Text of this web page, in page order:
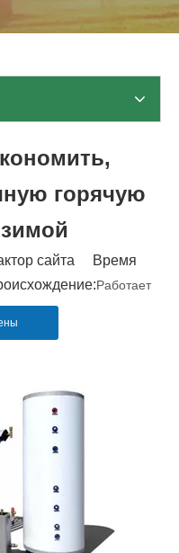
горячую
сайта Время
Работает